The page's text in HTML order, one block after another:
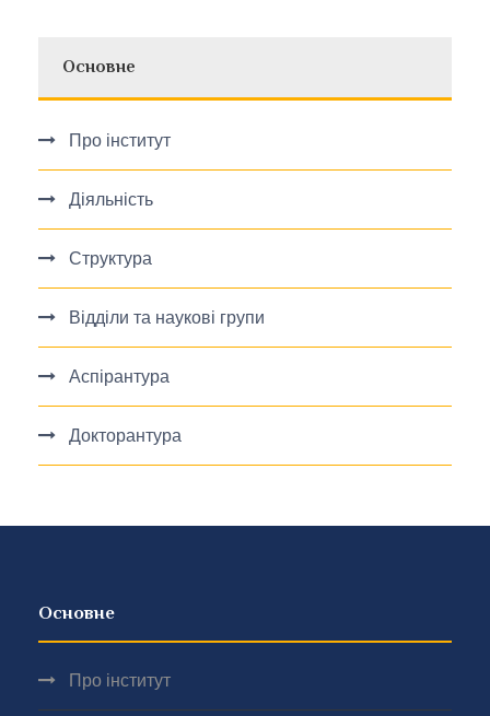
Основне
Про інститут
Діяльність
Структура
Відділи та наукові групи
Аспірантура
Докторантура
Основне
Про інститут